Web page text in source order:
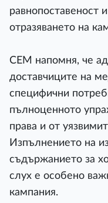
равнопоставеност
отразяването на
СЕМ напомня, че
доставчиците на
специфични
пълноценното
права и от
Изпълнението на
съдържанието за
слух е особено
кампания.